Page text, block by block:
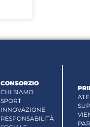
CONSORZIO
CHI SIAMO
SPORT
INNOVAZIONE
RESPONSABILITÀ
A1